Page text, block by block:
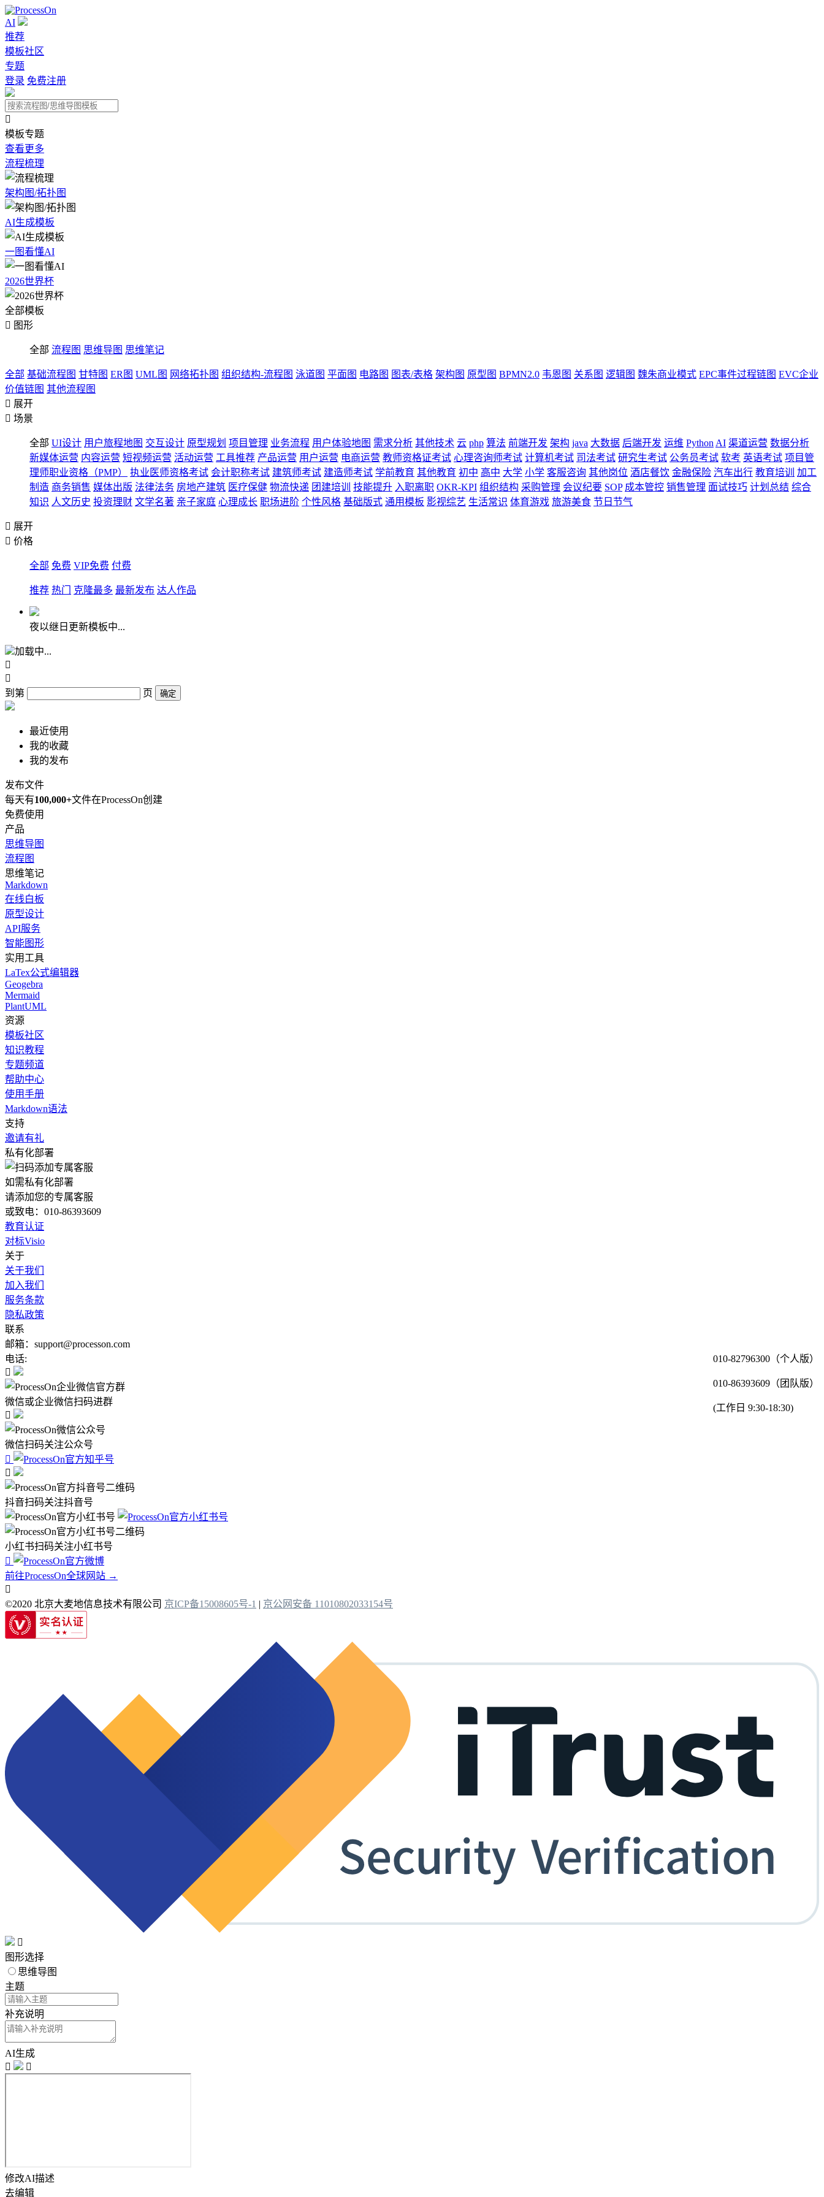
AI
推荐
模板社区
专题
登录 免费注册

模板专题
查看更多
流程梳理
架构图/拓扑图
AI生成模板
一图看懂AI
2026世界杯
全部模板
 图形
全部 流程图 思维导图 思维笔记
全部 基础流程图 甘特图 ER图 UML图 网络拓扑图 组织结构-流程图 泳道图 平面图 电路图 图表/表格 架构图 原型图 BPMN2.0 韦恩图 关系图 逻辑图 魏朱商业模式 EPC事件过程链图 EVC企业
价值链图 其他流程图
 展开
 场景
全部 UI设计 用户旅程地图 交互设计 原型规划 项目管理 业务流程 用户体验地图 需求分析 其他技术 云 php 算法 前端开发 架构 java 大数据 后端开发 运维 Python AI 渠道运营 数据分析
新媒体运营 内容运营 短视频运营 活动运营 工具推荐 产品运营 用户运营 电商运营 教师资格证考试 心理咨询师考试 计算机考试 司法考试 研究生考试 公务员考试 软考 英语考试 项目管
理师职业资格（PMP）
执业医师资格考试 会计职称考试 建筑师考试 建造师考试 学前教育 其他教育 初中 高中 大学 小学 客服咨询 其他岗位 酒店餐饮 金融保险 汽车出行 教育培训
加工
制造 商务销售 媒体出版 法律法务 房地产建筑 医疗保健 物流快递 团建培训 技能提升 入职离职 OKR-KPI 组织结构 采购管理 会议纪要 SOP 成本管控 销售管理 面试技巧 计划总结 综合
知识 人文历史 投资理财 文学名著 亲子家庭 心理成长 职场进阶 个性风格 基础版式 通用模板 影视综艺 生活常识 体育游戏 旅游美食 节日节气
 展开
 价格
全部 免费 VIP免费 付费
推荐 热门 克隆最多 最新发布 达人作品
夜以继日更新模板中...
加载中...


到第
页 确定
最近使用
我的收藏
我的发布
发布文件
每天有100,000+文件在ProcessOn创建
免费使用
产品
思维导图
流程图
思维笔记
Markdown
在线白板
原型设计
API服务
智能图形
实用工具
LaTex公式编辑器
Geogebra
Mermaid
PlantUML
资源
模板社区
知识教程
专题频道
帮助中心
使用手册
Markdown语法
支持
邀请有礼
私有化部署
如需私有化部署
请添加您的专属客服
或致电：010-86393609
教育认证
对标Visio
关于
关于我们
加入我们
服务条款
隐私政策
联系
邮箱：support@processon.com
电话:
010-82796300（个人版）
010-86393609（团队版）
(工作日 9:30-18:30)

微信或企业微信扫码进群

微信扫码关注公众号


抖音扫码关注抖音号
小红书扫码关注小红书号

前往ProcessOn全球网站 →

©2020 北京大麦地信息技术有限公司 京ICP备15008605号-1 | 京公网安备 11010802033154号

图形选择
思维导图
主题
补充说明
AI生成


修改AI描述
去编辑